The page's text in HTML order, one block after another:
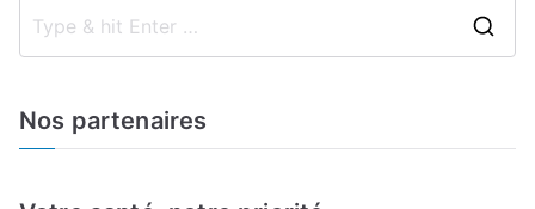
Nos partenaires